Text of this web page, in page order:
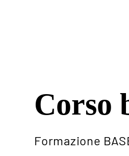
Corso
Formazione